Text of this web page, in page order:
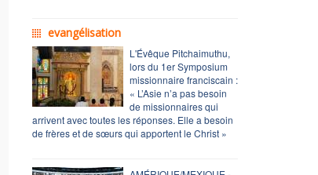
evangélisation
L'Évêque Pitchaimuthu,
lors du 1er Symposium
missionnaire franciscain :
« L’Asie n’a pas besoin
de missionnaires qui
arrivent avec toutes les réponses. Elle a besoin
de frères et de sœurs qui apportent le Christ »